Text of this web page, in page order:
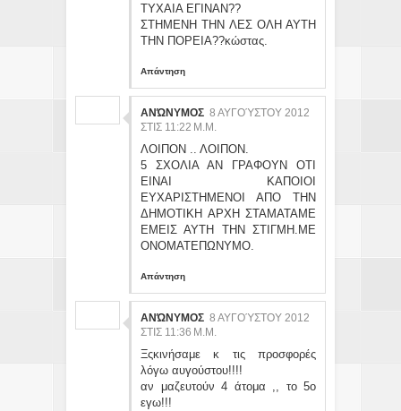
ΤΥΧΑΙΑ ΕΓΙΝΑΝ??
ΣΤΗΜΕΝΗ ΤΗΝ ΛΕΣ ΟΛΗ ΑΥΤΗ
ΤΗΝ ΠΟΡΕΙΑ??κώστας.
Απάντηση
ΑΝΏΝΥΜΟΣ 8 ΑΥΓΟΎΣΤΟΥ 2012
ΣΤΙΣ 11:22 Μ.Μ.
ΛΟΙΠΟΝ .. ΛΟΙΠΟΝ.
5 ΣΧΟΛΙΑ ΑΝ ΓΡΑΦΟΥΝ ΟΤΙ
ΕΙΝΑΙ ΚΑΠΟΙΟΙ
ΕΥΧΑΡΙΣΤΗΜΕΝΟΙ ΑΠΟ ΤΗΝ
ΔΗΜΟΤΙΚΗ ΑΡΧΗ ΣΤΑΜΑΤΑΜΕ
ΕΜΕΙΣ ΑΥΤΗ ΤΗΝ ΣΤΙΓΜΗ.ΜΕ
ΟΝΟΜΑΤΕΠΩΝΥΜΟ.
Απάντηση
ΑΝΏΝΥΜΟΣ 8 ΑΥΓΟΎΣΤΟΥ 2012
ΣΤΙΣ 11:36 Μ.Μ.
Ξςκινήσαμε κ τις προσφορές
λόγω αυγούστου!!!!
αν μαζευτούν 4 άτομα ,, το 5ο
εγω!!!